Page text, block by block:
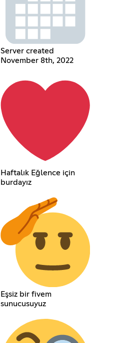
Server created
November 8th, 2022
Haftalık Eğlence için
burdayız
Eşsiz bir fivem
sunucusuyuz